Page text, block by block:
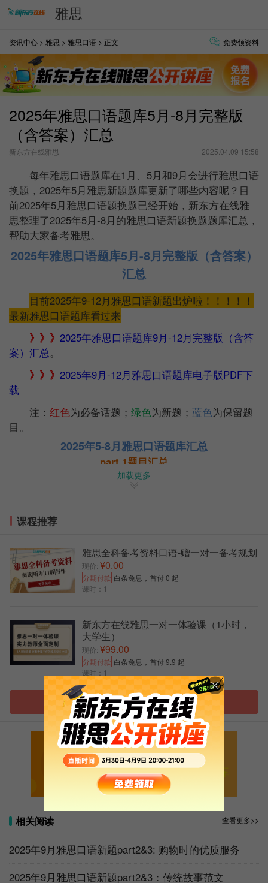
雅思
资讯中心 > 雅思 > 雅思口语 > 正文 免费领资料
2025年雅思口语题库5月-8月完整版
（含答案）汇总
新东方在线雅思 2025.04.09 15:58
每年雅思口语题库在1月、5月和9月会进行雅思口语
换题，2025年5月雅思新题题库更新了哪些内容呢？目
前2025年5月雅思口语题换题已经开始，新东方在线雅
思整理了2025年5月-8月的雅思口语新题换题题库汇总，
帮助大家备考雅思。
2025年雅思口语题库5月-8月完整版（含答案）
汇总
目前2025年9-12月雅思口语新题出炉啦！！！！！
最新雅思口语题库看过来
》》》 2025年雅思口语题库9月-12月完整版（含答
案）汇总。
》》》 2025年9月-12月雅思口语题库电子版PDF下
载
注： 红色为必备话题； 绿色为新题； 蓝色为保留题
目。
2025年5-8月雅思口语题库汇总
part 1题目汇总
Public transport
Birthday
Staying up late
Plans
Snacks
Patience
Machine
Being alone
Social media
Making a list
Saying thank you
Chocolate
Singing
Small business
Internet
Praising
Being busy
Feeling bored
Old buildings
Lost and found
Mobile phones
Art
Emails
Evening time
Computers
Advertisements
Websites
Street market
Collecting things
Time management
加载更多
课程推荐
雅思全科备考资料口语-赠一对一备考规划
现价: ¥0.00
分期付款 白条免息，首付 0 起
课时：1
新东方在线雅思一对一体验课（1小时，
大学生）
现价: ¥99.00
分期付款 白条免息，首付 9.9 起
课时：1
进入雅思选课中心
扫码添加助教号
免费获取最新雅思口语题库
相关阅读 查看更多>>
2025年9月雅思口语新题part2&3: 购物时的优质服务
2025年9月雅思口语新题part2&3：传统故事范文